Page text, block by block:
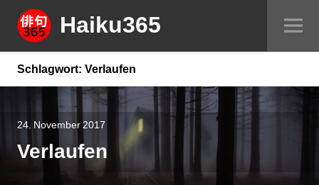
Springe
zum
Inhalt
Haiku365
Schlagwort: Verlaufen
24. November 2017
Verlaufen